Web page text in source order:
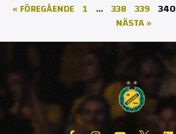
« FÖREGÅENDE 1 … 338 339 340
NÄSTA »